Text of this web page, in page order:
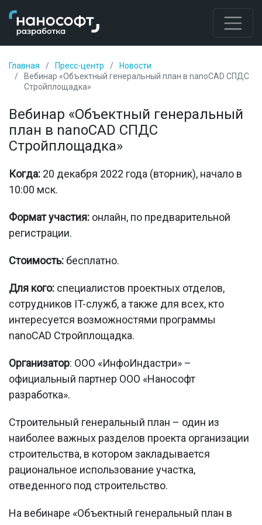
Главная Пресс-центр
Новости
Вебинар «Объектный генеральный план в nanoCAD СПДС
Стройплощадка»
Вебинар «Объектный генеральный
план в nanoCAD СПДС
Стройплощадка»
Когда: 20 декабря 2022 года (вторник), начало в
10:00 мск.
Формат участия: онлайн, по предварительной
регистрации.
Стоимость: бесплатно.
Для кого: специалистов проектных отделов,
сотрудников IT-служб, а также для всех, кто
интересуется возможностями программы
nanoCAD Стройплощадка.
Организатор: ООО «ИнфоИндастри» –
официальный партнер ООО «Нанософт
разработка».
Строительный генеральный план – один из
наиболее важных разделов проекта организации
строительства, в котором закладывается
рациональное использование участка,
отведенного под строительство.
На вебинаре «Объектный генеральный план в